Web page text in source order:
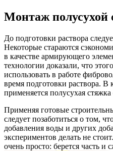
Монтаж полусухой
До подготовки раствора
Некоторые стараются
в качестве армирующего
технологии доказали, что
использовать в работе
время подготовки раствора. В
применяется полусухая
Применяя готовые
следует позаботиться о том,
добавления воды и других
экспериментов делать не
очень просто: берется часть и